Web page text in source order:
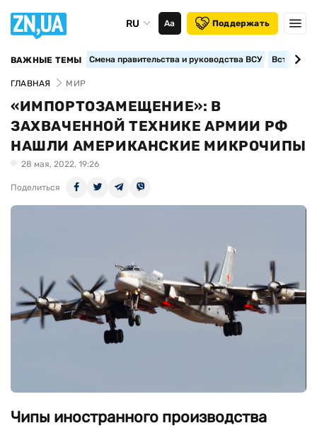
RU Аа Поддержать
ВАЖНЫЕ ТЕМЫ Смена правительства и руководства ВСУ
ГЛАВНАЯ МИР
«ИМПОРТОЗАМЕЩЕНИЕ»: В
ЗАХВАЧЕННОЙ ТЕХНИКЕ АРМИИ РФ
НАШЛИ АМЕРИКАНСКИЕ МИКРОЧИПЫ
28 мая, 2022, 19:26
Поделиться
Чипы иностранного производства